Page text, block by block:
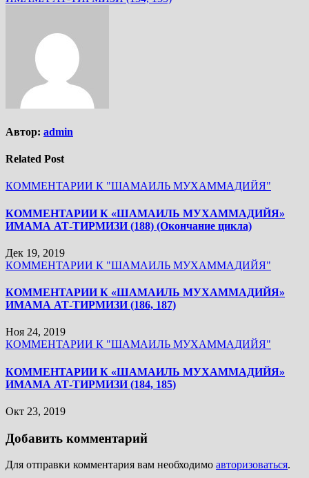
Автор: admin
Related Post
КОММЕНТАРИИ К "ШАМАИЛЬ МУХАММАДИЙЯ"
КОММЕНТАРИИ К «ШАМАИЛЬ МУХАММАДИЙЯ»
ИМАМА АТ-ТИРМИЗИ (188) (Окончание цикла)
Дек 19, 2019
КОММЕНТАРИИ К "ШАМАИЛЬ МУХАММАДИЙЯ"
КОММЕНТАРИИ К «ШАМАИЛЬ МУХАММАДИЙЯ»
ИМАМА АТ-ТИРМИЗИ (186, 187)
Ноя 24, 2019
КОММЕНТАРИИ К "ШАМАИЛЬ МУХАММАДИЙЯ"
КОММЕНТАРИИ К «ШАМАИЛЬ МУХАММАДИЙЯ»
ИМАМА АТ-ТИРМИЗИ (184, 185)
Окт 23, 2019
Добавить комментарий
Для отправки комментария вам необходимо авторизоваться.